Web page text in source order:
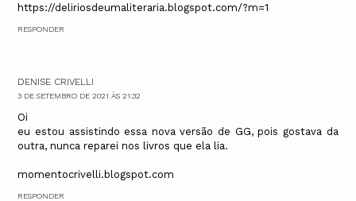
https://deliriosdeumaliteraria.blogspot.com/?m=1
RESPONDER
DENISE CRIVELLI
3 DE SETEMBRO DE 2021 ÀS 21:32
Oi
eu estou assistindo essa nova versão de GG, pois gostava da
outra, nunca reparei nos livros que ela lia.
momentocrivelli.blogspot.com
RESPONDER